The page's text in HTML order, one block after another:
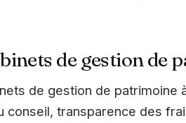
de gestion de
de gestion de patrimoine
conseil, transparence des